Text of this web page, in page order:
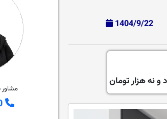
1404/9/22
هزار تومان
09121473780